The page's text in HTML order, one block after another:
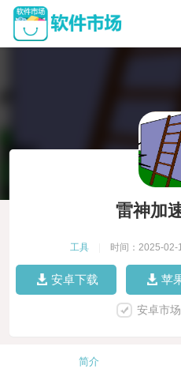
雷神加
工具 时间：2025-02-
安卓下载 苹
安卓市
简介